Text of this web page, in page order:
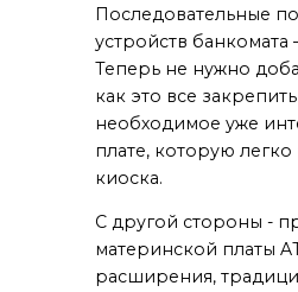
Последовательные
устройств
Теперь не нужно
как это все
необходимое уже
плате, которую
киоска.
С другой стороны -
материнской платы
расширения,